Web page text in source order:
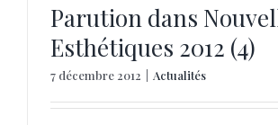
Parution dans
Esthétiques 2012 (4)
7 décembre 2012 Actualités